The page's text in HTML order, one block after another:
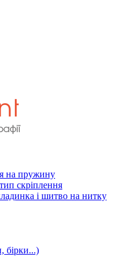
на пружину
скріплення
і шитво на нитку
бірки...)